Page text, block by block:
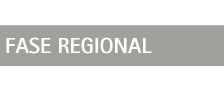
FASE REGIONAL